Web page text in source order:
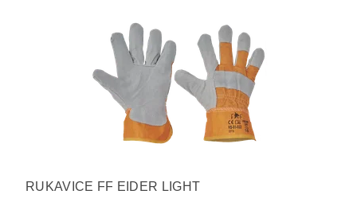
RUKAVICE FF EIDER LIGHT